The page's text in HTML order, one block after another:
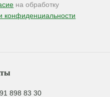
на обработку
конфиденциальности
898 83 30